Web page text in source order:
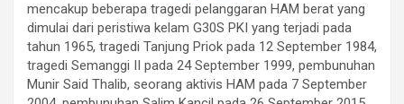
mencakup beberapa tragedi pelanggaran HAM berat yang
dimulai dari peristiwa kelam G30S PKI yang terjadi pada
tahun 1965, tragedi Tanjung Priok pada 12 September 1984,
tragedi Semanggi II pada 24 September 1999, pembunuhan
Munir Said Thalib, seorang aktivis HAM pada 7 September